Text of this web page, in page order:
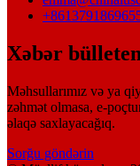
Xəbər
Məhsullarımız və ya
zəhmət olmasa, e-
əlaqə saxlayacağıq.
Sorğu göndərin